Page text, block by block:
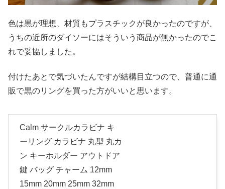
色は黒が理想、材質もプラスチックが良かったのですが、
うちの近所のダイソーにはそういう商品が無かったのでこ
れで妥協しました。
付けたあとで気づいたんですが結構目立つので、普通に通
販で黒のリングを買った方がいいと思います。
Calm サークルカラビナ キ
ーリング カラビナ 丸型 丸カ
ン キーホルダー アウトドア
鍵 バッグ チャーム 12mm
15mm 20mm 25mm 32mm